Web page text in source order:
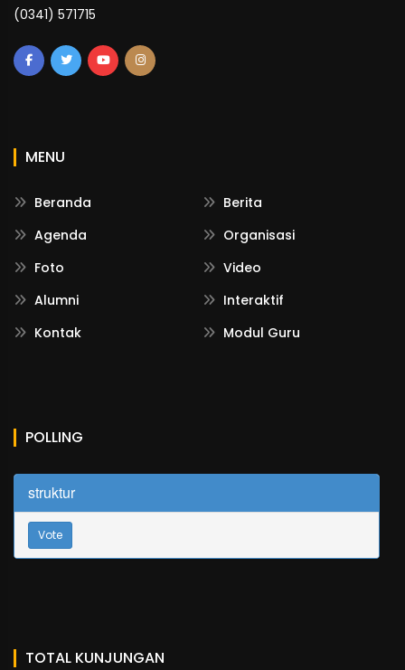
(0341) 571715
MENU
Beranda
Berita
Agenda
Organisasi
Foto
Video
Alumni
Interaktif
Kontak
Modul Guru
POLLING
struktur
Vote
TOTAL KUNJUNGAN